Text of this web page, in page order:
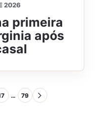
2026
primeira
após
… 79